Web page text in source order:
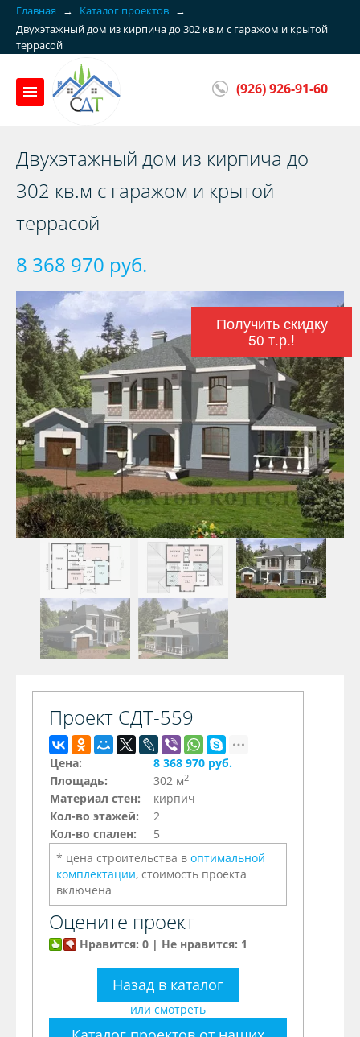
Главная → Каталог проектов →
Двухэтажный дом из кирпича до 302 кв.м с гаражом и крытой
террасой
(926) 926-91-60
Двухэтажный дом из кирпича до
302 кв.м с гаражом и крытой
террасой
8 368 970 руб.
Получить скидку
50 т.р.!
Проект СДТ-559
Цена:
8 368 970 руб.
Площадь:
302 м2
Материал стен:
кирпич
Кол-во этажей:
2
Кол-во спален:
5
* цена строительства в оптимальной
комплектации, стоимость проекта
включена
Оцените проект
Нравится: 0 | Не нравится: 1
Назад в каталог
или смотреть